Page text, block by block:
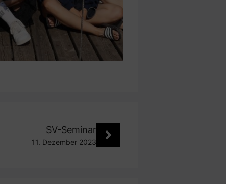
SV-Seminar
11. Dezember 2023